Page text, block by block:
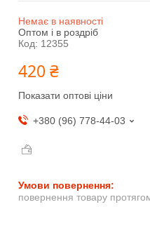
Немає в наявності
Оптом і в роздріб
Код: 12355
420 ₴
Показати оптові ціни
+380 (96) 778-44-03
повернення товару